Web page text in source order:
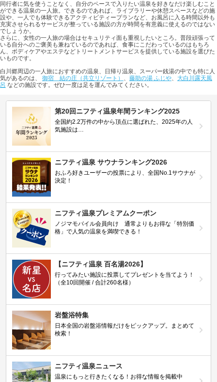
同行者に気を使うことなく、自分のペースで入りたい温泉を好きなだけ楽しむこと
ができる温泉の一人旅。できるのであれば、ライブラリーや休憩スペースなどの施
設や、一人でも体験できるアクティビティープランなど、お風呂に入る時間以外も
充実させられるサービスが整っている施設の方が時間を有意義に使えるのではない
でしょうか。
さらに、女性の一人旅の場合はセキュリティ面も重視したいところ。普段頑張って
いる自分へのご褒美も兼ねているのであれば、食事にこだわっているのはもちろ
ん、ボディケアやエステなどトリートメントサービスを提供している施設を選びた
いものです。
白川郷周辺の一人旅におすすめの温泉、日帰り温泉、スーパー銭湯の中でも特に人
気があるのは、 御宿 結の庄（共立リゾート） 、 藤助の湯 ふじや、 大白川露天風
呂 などの施設です。ぜひ一度は足を運んでみてください。
第20回ニフティ温泉年間ランキング2025
全国約2.2万件の中から頂点に選ばれた、2025年の人
気施設は…
ニフティ温泉 サウナランキング2026
おふろ好きユーザーの投票により、全国No.1サウナが
決定！
ニフティ温泉プレミアムクーポン
ノジマモバイル会員向け 通常よりもお得な「特別価
格」で人気の温泉を満喫できる！
【ニフティ温泉 百名湯2026】
行ってみたい施設に投票してプレゼントを当てよう！
（全10回開催 / 合計260名様）
岩盤浴特集
日本全国の岩盤浴情報だけをピックアップ。まとめて
検索！
ニフティ温泉ニュース
温泉にもっと行きたくなる！お得な情報を掲載中